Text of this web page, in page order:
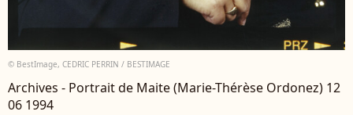
© BestImage, CEDRIC PERRIN / BESTIMAGE
Archives - Portrait de Maite (Marie-Thérèse Ordonez) 12
06 1994